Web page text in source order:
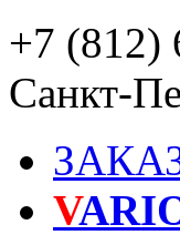
+7 (812)
Санкт-
V